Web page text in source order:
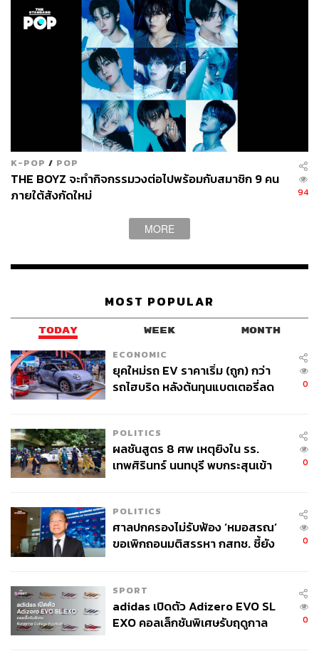
K-POP / POP
THE BOYZ จะทำกิจกรรมวงต่อไปพร้อมกับสมาชิก 9 คน
ภายใต้สังกัดใหม่
94
MORE
MOST POPULAR
TODAY WEEK MONTH
ECONOMIC
ยุคใหม่รถ EV ราคาเริ่ม (ถูก) กว่า
รถไฮบริด หลังต้นทุนแบตเตอรี่ลด
0
POLITICS
ผลชันสูตร 8 ศพ เหตุยิงใน รร.
เทพศิรินทร์ นนทบุรี พบกระสุนเข้า
0
POLITICS
ศาลปกครองไม่รับฟ้อง ‘หมอสรณ’
ขอเพิกถอนมติสรรหา กสทช. ชี้ยัง
0
SPORT
adidas เปิดตัว Adizero EVO SL
EXO คอลเล็กชันพิเศษรับฤดูกาล
0